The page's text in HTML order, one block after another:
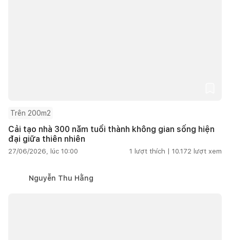
Trên 200m2
Cải tạo nhà 300 năm tuổi thành không gian sống hiện
đại giữa thiên nhiên
27/06/2026, lúc 10:00 1 lượt thích | 10.172 lượt xem
Nguyễn Thu Hằng